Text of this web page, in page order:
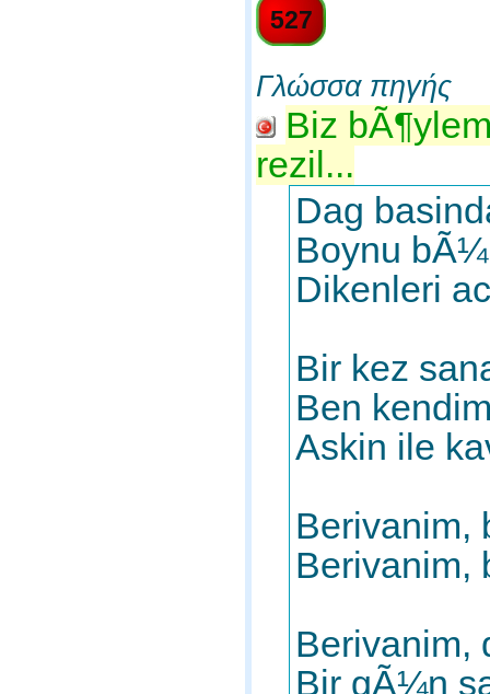
527
Γλώσσα πηγής
Biz
rezil...
Dag
Boynu
Dikenleri
Bir kez
Ben
Askin ile
Berivanim,
Berivanim,
Berivanim,
Bir gÃ¼n